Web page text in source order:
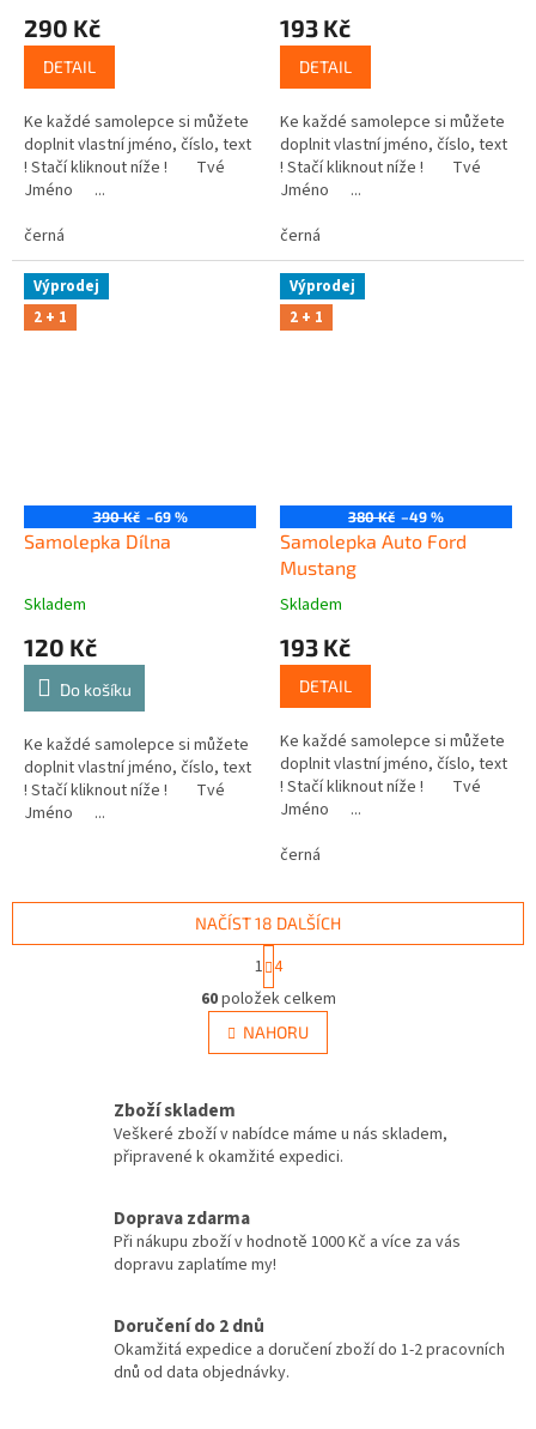
290 Kč
DETAIL
Ke každé samolepce si můžete
doplnit vlastní jméno, číslo, text
! Stačí kliknout níže ! Tvé
Jméno ...
černá
193 Kč
DETAIL
Ke každé samolepce si můžete
doplnit vlastní jméno, číslo, text
! Stačí kliknout níže ! Tvé
Jméno ...
černá
Výprodej
2 + 1
390 Kč –69 %
Samolepka Dílna
Skladem
120 Kč
Do košíku
Ke každé samolepce si můžete
doplnit vlastní jméno, číslo, text
! Stačí kliknout níže ! Tvé
Jméno ...
Výprodej
2 + 1
380 Kč –49 %
Samolepka Auto Ford
Mustang
Skladem
193 Kč
DETAIL
Ke každé samolepce si můžete
doplnit vlastní jméno, číslo, text
! Stačí kliknout níže ! Tvé
Jméno ...
černá
O
v
l
á
c
í
p
k
y
i
s
NAČÍST 18 DALŠÍCH
t
r
á
n
k
n
í
1 4
60položek celkem
NAHORU
Zboží skladem
Veškeré zboží v nabídce máme u nás skladem,
připravené k okamžité expedici.
Doprava zdarma
Při nákupu zboží v hodnotě 1000 Kč a více za vás
dopravu zaplatíme my!
Doručení do 2 dnů
Okamžitá expedice a doručení zboží do 1-2 pracovních
dnů od data objednávky.